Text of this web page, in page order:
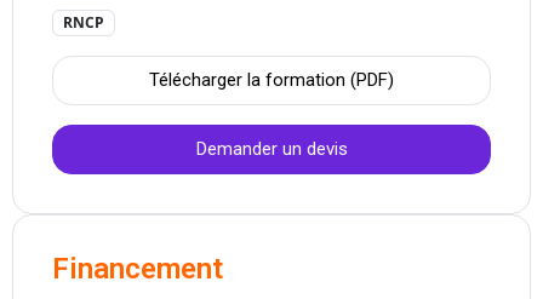
RNCP
Télécharger la formation (PDF)
Demander un devis
Financement